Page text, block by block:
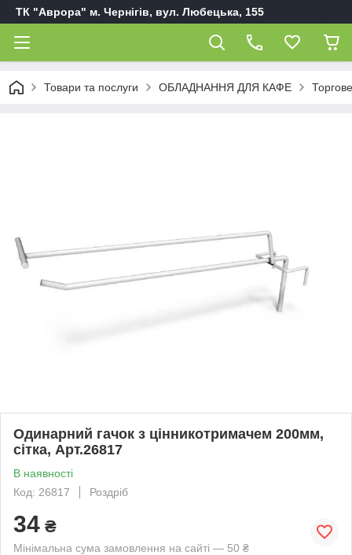
ТК "Аврора" м. Чернігів, вул. Любецька, 155
Товари та послуги ОБЛАДНАННЯ ДЛЯ КАФЕ
Одинарний гачок з цінникотримачем 200мм,
сітка, Арт.26817
В наявності
Код: 26817
Роздріб
34 ₴
Мінімальна сума замовлення на сайті — 50 ₴